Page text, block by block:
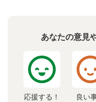
あなたの意見
応援する！ 良い